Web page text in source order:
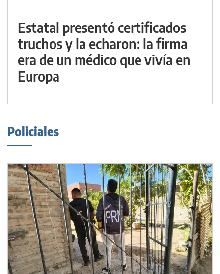
Estatal presentó certificados
truchos y la echaron: la firma
era de un médico que vivía en
Europa
Policiales